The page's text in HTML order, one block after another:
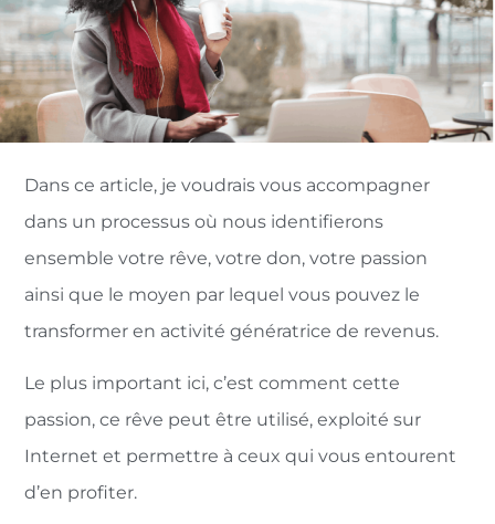
Dans ce article, je voudrais vous accompagner
dans un processus où nous identifierons
ensemble votre rêve, votre don, votre passion
ainsi que le moyen par lequel vous pouvez le
transformer en activité génératrice de revenus.
Le plus important ici, c’est comment cette
passion, ce rêve peut être utilisé, exploité sur
Internet et permettre à ceux qui vous entourent
d’en profiter.